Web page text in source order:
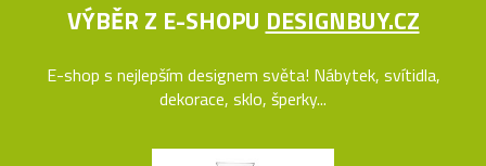
VÝBĚR Z E-SHOPU DESIGNBUY.CZ
E-shop s nejlepším designem světa! Nábytek, svítidla,
dekorace, sklo, šperky...